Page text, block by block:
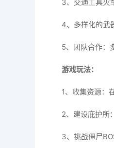
3、交通工具火
4、多样化的武
5、团队合作：
游戏玩法：
1、收集资源：
2、建设庇护所
3、挑战僵尸